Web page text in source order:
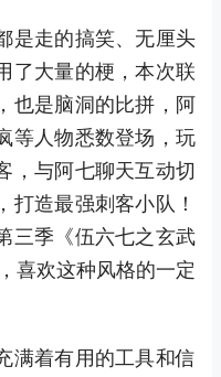
是走的搞笑、无厘头
了大量的梗，本次联
也是脑洞的比拼，阿
等人物悉数登场，玩
，与阿七聊天互动切
打造最强刺客小队！
三季《伍六七之玄武
喜欢这种风格的一定
满着有用的工具和信